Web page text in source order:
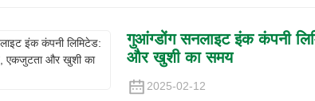
गुआंग्डोंग सनलाइट इंक कंपनी
और खुशी का समय
2025-02-12